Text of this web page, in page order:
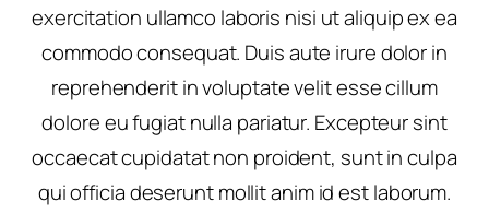
exercitation ullamco laboris nisi ut aliquip ex ea
commodo consequat. Duis aute irure dolor in
reprehenderit in voluptate velit esse cillum
dolore eu fugiat nulla pariatur. Excepteur sint
occaecat cupidatat non proident, sunt in culpa
qui officia deserunt mollit anim id est laborum.